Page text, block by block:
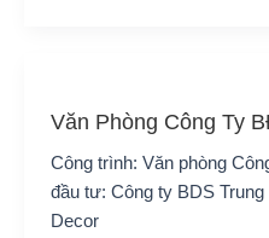
Văn Phòng Công Ty
Công trình: Văn phòng
đầu tư: Công ty BDS
Decor